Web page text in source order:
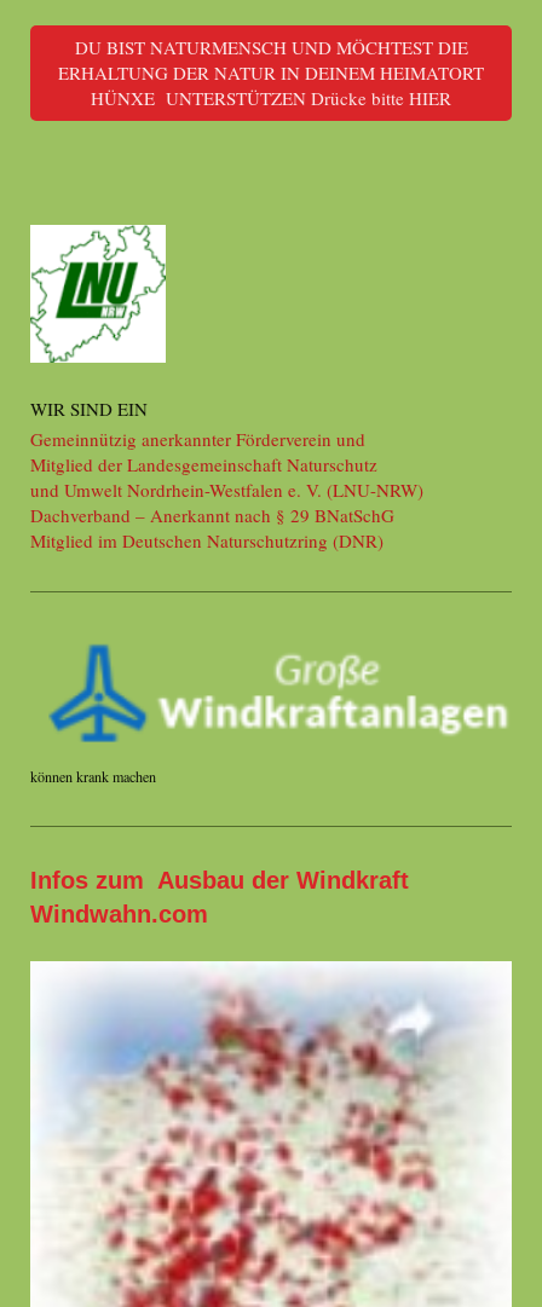
DU BIST NATURMENSCH UND MÖCHTEST DIE
ERHALTUNG DER NATUR IN DEINEM HEIMATORT
HÜNXE UNTERSTÜTZEN Drücke bitte HIER
WIR SIND EIN
Gemeinnützig anerkannter Förderverein und
Mitglied der Landesgemeinschaft Naturschutz
und Umwelt Nordrhein-Westfalen e. V. (LNU-NRW)
Dachverband – Anerkannt nach § 29 BNatSchG
Mitglied im Deutschen Naturschutzring (DNR)
können krank machen
Infos zum Ausbau der Windkraft
Windwahn.com